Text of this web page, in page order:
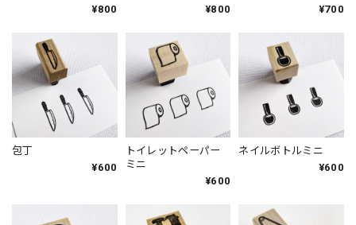
¥800
¥800
¥700
包丁
¥600
トイレットペーパー
ミニ
¥600
ネイルボトルミニ
¥600